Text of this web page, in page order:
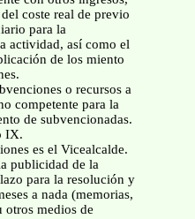
coste real de previo
para la
actividad, así como el
de los miento
o recursos a
competente para la
de subvencionadas.
IX.
es el Vicealcalde.
publicidad de la
para la resolución y
a nada (memorias,
otros medios de